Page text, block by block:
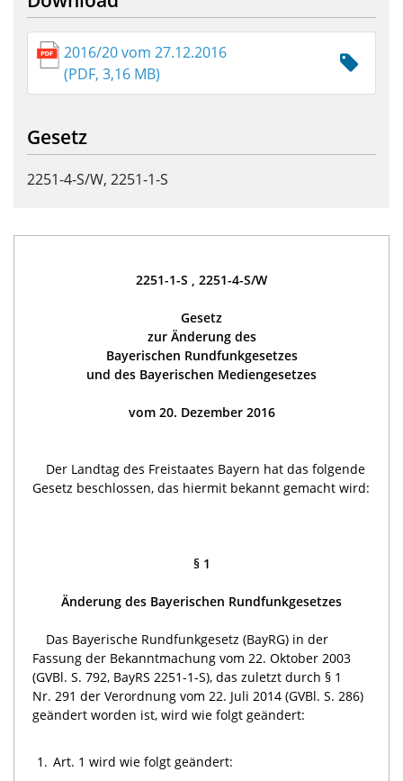
2016/20 vom 27.12.2016
(PDF, 3,16 MB)
Gesetz
2251-4-S/W, 2251-1-S
2251-1-S , 2251-4-S/W
Gesetz
zur Änderung des
Bayerischen Rundfunkgesetzes
und des Bayerischen Mediengesetzes
vom 20. Dezember 2016
Der Landtag des Freistaates Bayern hat das folgende
Gesetz beschlossen, das hiermit bekannt gemacht wird:
§ 1
Änderung des Bayerischen Rundfunkgesetzes
Das Bayerische Rundfunkgesetz (BayRG) in der
Fassung der Bekanntmachung vom 22. Oktober 2003
(GVBl. S. 792, BayRS 2251-1-S), das zuletzt durch § 1
Nr. 291 der Verordnung vom 22. Juli 2014 (GVBl. S. 286)
geändert worden ist, wird wie folgt geändert:
1. Art. 1 wird wie folgt geändert: